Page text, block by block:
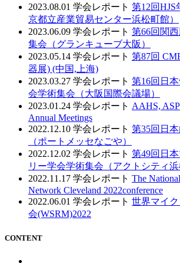
2023.08.01 学会レポート 第12回HJS
京都立産業貿易センター浜松町館）
2023.06.09 学会レポート 第66回関
集会（グランキューブ大阪）
2023.05.14 学会レポート 第87回
器展) (中国,上海)
2023.03.27 学会レポート 第16回日
会学術集会（大阪国際会議場）
2023.01.24 学会レポート AAHS,
Annual Meetings
2022.12.10 学会レポート 第35回日
（ポートメッセなごや）
2022.12.02 学会レポート 第49回日
リー学会学術集会（アクトシティ浜
2022.11.17 学会レポート The
Network Cleveland 2022conference
2022.06.01 学会レポート 世界マイ
会(WSRM)2022
CONTENT